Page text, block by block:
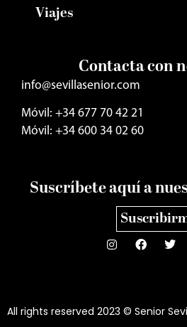
Viajes
Contacta con
info@sevillasenior.com
Móvil: +34 677 70 42 21
Móvil: +34 600 34 02 60
Suscríbete aquí a
All rights reserved 2023 © Senior